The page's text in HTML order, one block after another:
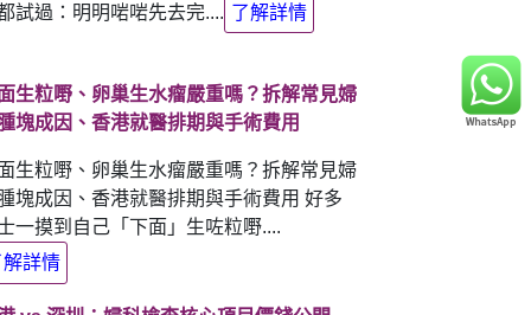
試過：明明啱啱先去完.... 了解詳情
生粒嘢、卵巢生水瘤嚴重嗎？拆解常見婦
塊成因、香港就醫排期與手術費用
生粒嘢、卵巢生水瘤嚴重嗎？拆解常見婦
塊成因、香港就醫排期與手術費用 好多
一摸到自己「下面」生咗粒嘢....
詳情